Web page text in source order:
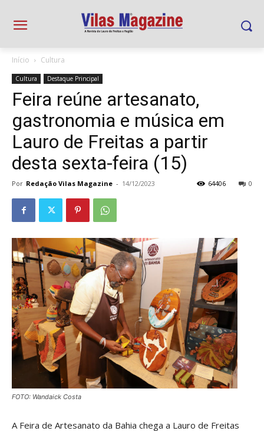
Início Cultura
Cultura Destaque Principal
Feira reúne artesanato,
gastronomia e música em
Lauro de Freitas a partir
desta sexta-feira (15)
Por Redação Vilas Magazine - 14/12/2023 0
64406
FOTO: Wandaick Costa
A Feira de Artesanato da Bahia chega a Lauro de Freitas